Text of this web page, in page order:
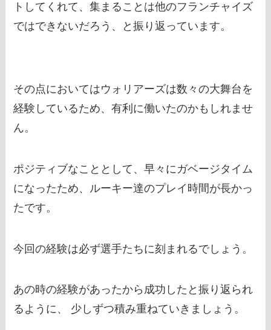
トしてくれて、集まることは他のフランチャイズ
ではできないだろう、と振り返っています。
その点においてはウォリアーズは数々の大舞台を
経験しているため、有利に働いたのかもしれませ
ん。
ポジティブなこととして、早々にガベージタイム
になったため、ルーキー達のプレイ時間が長かっ
たです。
今回の経験は必ず選手たちに刻まれるでしょう。
あの時の経験があったから成功したと振り返られ
るように、 少しずつ積み重ねていきましょう。